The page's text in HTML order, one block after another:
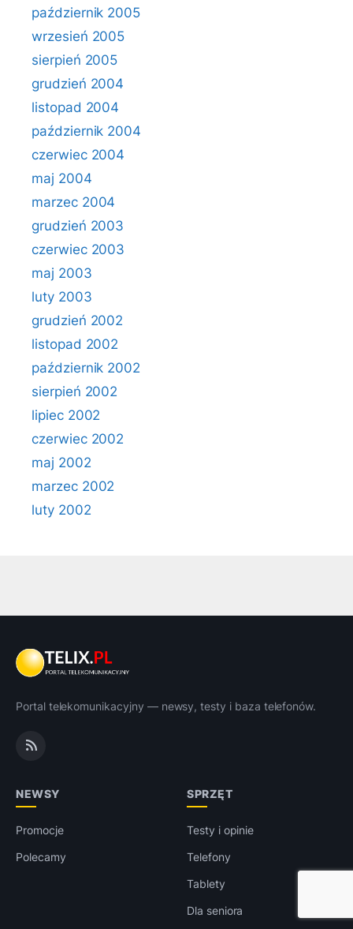
październik 2005
wrzesień 2005
sierpień 2005
grudzień 2004
listopad 2004
październik 2004
czerwiec 2004
maj 2004
marzec 2004
grudzień 2003
czerwiec 2003
maj 2003
luty 2003
grudzień 2002
listopad 2002
październik 2002
sierpień 2002
lipiec 2002
czerwiec 2002
maj 2002
marzec 2002
luty 2002
Portal telekomunikacyjny — newsy, testy i baza telefonów.
NEWSY
Promocje
Polecamy
SPRZĘT
Testy i opinie
Telefony
Tablety
Dla seniora